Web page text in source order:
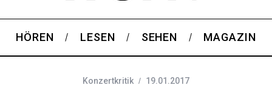
HÖREN LESEN SEHEN MAGAZIN
Konzertkritik 19.01.2017